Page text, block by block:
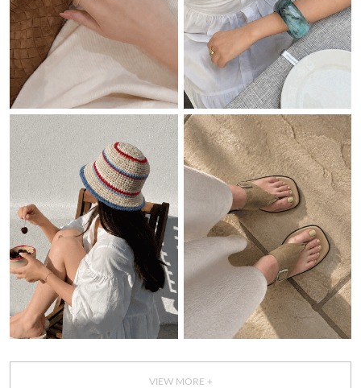
VIEW MORE +